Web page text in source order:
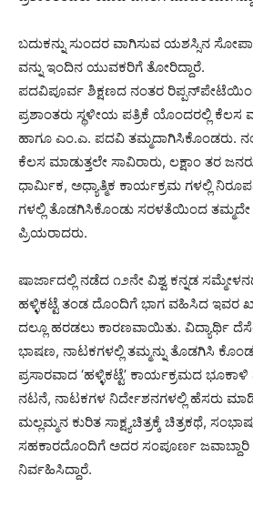
ಬದುಕನ್ನು ಸುಂದರ ವಾಗಿಸುವ ಯಶಸ್ಸಿನ
ವನ್ನು ಇಂದಿನ ಯುವಕರಿಗೆ ತೋರಿದ್ದಾರೆ.
ಪದವಿಪೂರ್ವ ಶಿಕ್ಷಣದ ನಂತರ
ಪ್ರಶಾಂತರು ಸ್ಥಳೀಯ ಪತ್ರಿಕೆ ಯೊಂದರಲ್ಲಿ ಕೆಲಸ
ಹಾಗೂ ಎಂ.ಎ. ಪದವಿ ತಮ್ಮದಾಗಿಸಿಕೊಂಡರು.
ಕೆಲಸ ಮಾಡುತ್ತಲೇ ಸಾವಿರಾರು, ಲಕ್ಷಾಂ ತರ
ಧಾರ್ಮಿಕ, ಅಧ್ಯಾತ್ಮಿಕ ಕಾರ್ಯಕ್ರಮ ಗಳಲ್ಲಿ
ಗಳಲ್ಲಿ ತೊಡಗಿಸಿಕೊಂಡು ಸರಳತೆಯಿಂದ ತಮ್ಮದೇ
ಪ್ರಿಯರಾದರು.
ಷಾರ್ಜಾದಲ್ಲಿ ನಡೆದ ೧೨ನೇ ವಿಶ್ವ ಕನ್ನಡ
ಹಳ್ಳಿಕಟ್ಟೆ ತಂಡ ದೊಂದಿಗೆ ಭಾಗ ವಹಿಸಿದ ಇವರ
ದಲ್ಲೂ ಹರಡಲು ಕಾರಣವಾಯಿತು. ವಿದ್ಯಾರ್ಥಿ
ಭಾಷಣ, ನಾಟಕಗಳಲ್ಲಿ ತಮ್ಮನ್ನು ತೊಡಗಿಸಿ
ಪ್ರಸಾರವಾದ ‘ಹಳ್ಳಿಕಟ್ಟೆ’ ಕಾರ್ಯಕ್ರಮದ ಭೂಕಾಳಿ
ನಟನೆ, ನಾಟಕಗಳ ನಿರ್ದೇಶನಗಳಲ್ಲಿ ಹೆಸರು
ಮಲ್ಲಮ್ಮನ ಕುರಿತ ಸಾಕ್ಷ್ಯಚಿತ್ರಕ್ಕೆ ಚಿತ್ರಕಥೆ,
ಸಹಕಾರದೊಂದಿಗೆ ಅದರ ಸಂಪೂರ್ಣ ಜವಾಬ್ದಾರಿ
ನಿರ್ವಹಿಸಿದ್ದಾರೆ.